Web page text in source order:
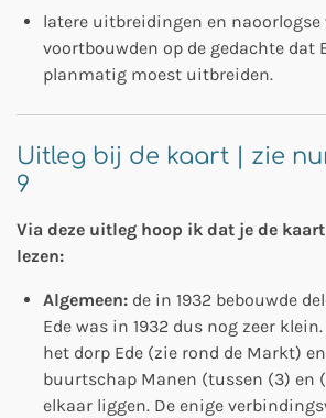
latere uitbreidingen en
voortbouwden op de gedachte dat
planmatig moest uitbreiden.
Uitleg bij de kaart | zie
9
Via deze uitleg hoop ik dat je de
lezen:
Algemeen: de in 1932 bebouwde
Ede was in 1932 dus nog zeer
het dorp Ede (zie rond de Markt)
buurtschap Manen (tussen (3) en
elkaar liggen. De enige